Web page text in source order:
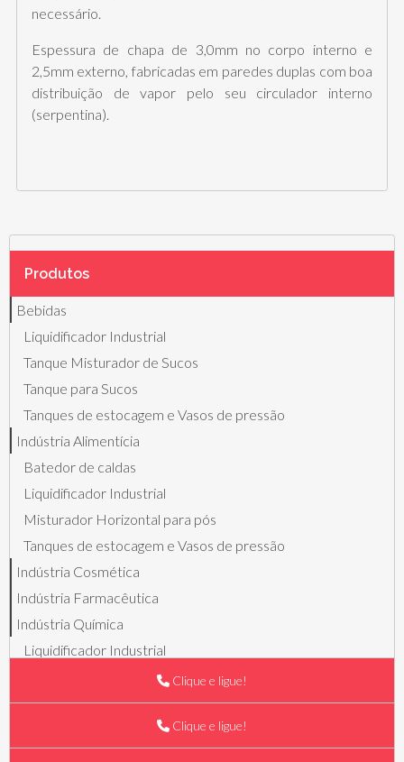
necessário.
Espessura de chapa de 3,0mm no corpo interno e
2,5mm externo, fabricadas em paredes duplas com boa
distribuição de vapor pelo seu circulador interno
(serpentina).
Produtos
Bebidas
Liquidificador Industrial
Tanque Misturador de Sucos
Tanque para Sucos
Tanques de estocagem e Vasos de pressão
Indústria Alimentícia
Batedor de caldas
Liquidificador Industrial
Misturador Horizontal para pós
Tanques de estocagem e Vasos de pressão
Indústria Cosmética
Indústria Farmacêutica
Indústria Química
Liquidificador Industrial
Misturadores para pós
Reatores
Clique e ligue!
Clique e ligue!